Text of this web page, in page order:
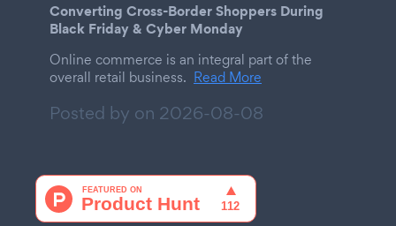
Converting Cross-Border Shoppers During
Black Friday & Cyber Monday
Online commerce is an integral part of the
overall retail business. Read More
Posted by on 2026-08-08